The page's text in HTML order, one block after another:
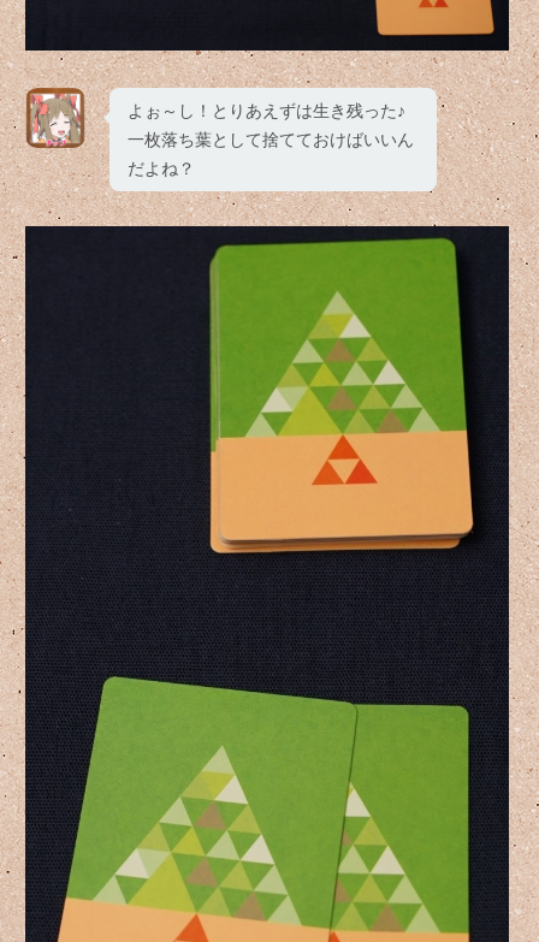
よぉ～し！とりあえずは生き残った♪
一枚落ち葉として捨てておけばいいん
だよね？